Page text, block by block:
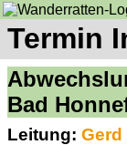
Termin
Bad
Leitung: Gerd